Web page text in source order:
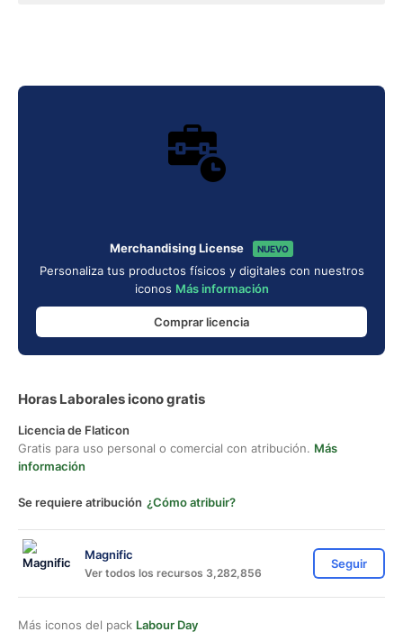
Merchandising License NUEVO
Personaliza tus productos físicos y digitales con nuestros
iconos Más información
Comprar licencia
Horas Laborales icono gratis
Licencia de Flaticon
Gratis para uso personal o comercial con atribución. Más
información
Se requiere atribución ¿Cómo atribuir?
Magnific
Ver todos los recursos 3,282,856
Seguir
Más iconos del pack Labour Day